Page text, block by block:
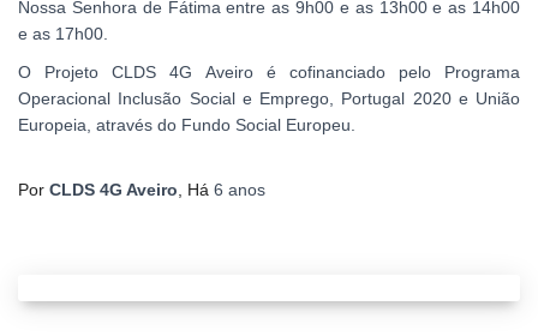
Nossa Senhora de Fátima entre as 9h00 e as 13h00 e as 14h00
e as 17h00.
O Projeto CLDS 4G Aveiro é cofinanciado pelo Programa
Operacional Inclusão Social e Emprego, Portugal 2020 e União
Europeia, através do Fundo Social Europeu.
Por CLDS 4G Aveiro, Há 6 anos